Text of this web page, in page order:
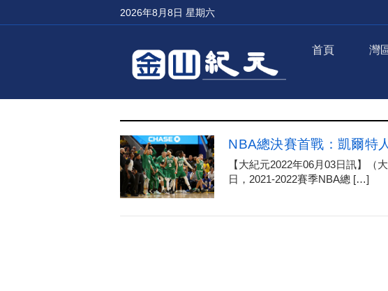
2026年8月8日 星期六
首頁 灣
NBA總決賽首戰：凱爾特
【大紀元2022年06月03日訊】（
日，2021-2022賽季NBA總 […]